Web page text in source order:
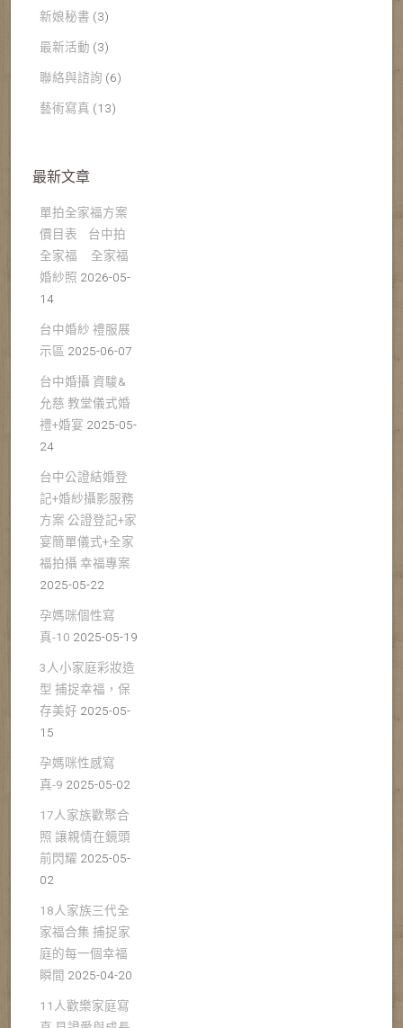
新娘秘書 (3)
最新活動 (3)
聯絡與諮詢 (6)
藝術寫真 (13)
最新文章
單拍全家福方案
價目表 台中拍
全家福 全家福
婚紗照 2026-05-
14
台中婚紗 禮服展
示區 2025-06-07
台中婚攝 資駿&
允慈 教堂儀式婚
禮+婚宴 2025-05-
24
台中公證結婚登
記+婚紗攝影服務
方案 公證登記+家
宴簡單儀式+全家
福拍攝 幸福專案
2025-05-22
孕媽咪個性寫
真-10 2025-05-19
3人小家庭彩妝造
型 捕捉幸福，保
存美好 2025-05-
15
孕媽咪性感寫
真-9 2025-05-02
17人家族歡聚合
照 讓親情在鏡頭
前閃耀 2025-05-
02
18人家族三代全
家福合集 捕捉家
庭的每一個幸福
瞬間 2025-04-20
11人歡樂家庭寫